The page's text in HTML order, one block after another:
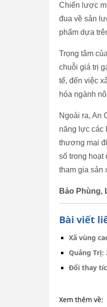
Chiến lược
đua về sản
phẩm dựa
Trọng tâm
chuỗi giá trị
tế, đến việc
hóa ngành
Ngoài ra, An
năng lực các
thương mại
số trong
tham gia sản
Bảo Phùng,
Bài viết
Xã vùng
Quảng
Đổi thay
Xem thêm về: